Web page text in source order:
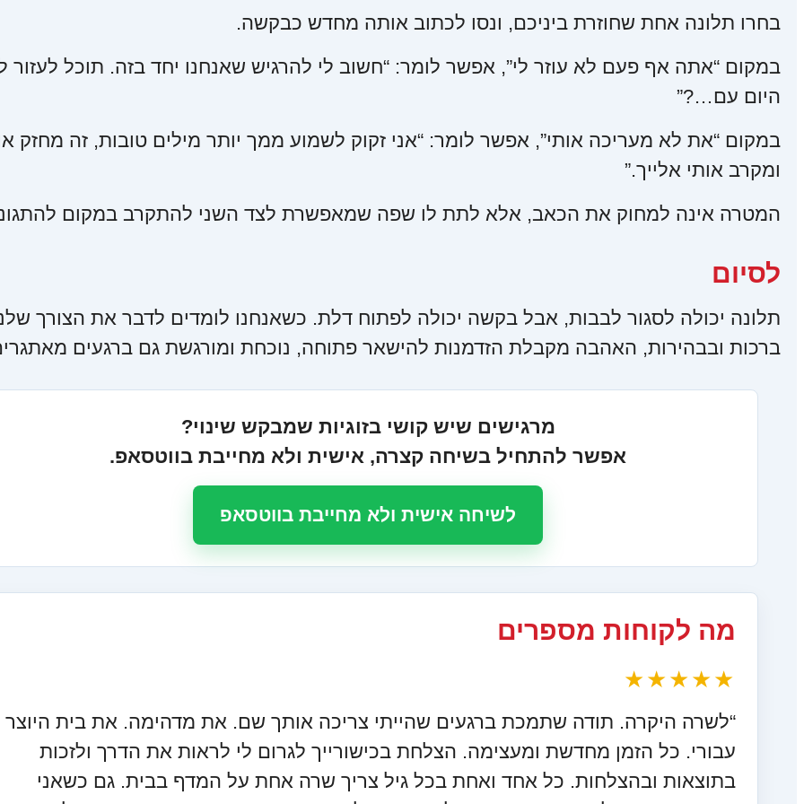
בחרו תלונה אחת שחוזרת ביניכם, ונסו לכתוב אותה מחדש כבקשה.
במקום “אתה אף פעם לא עוזר לי”, אפשר לומר: “חשוב לי להרגיש שאנחנו יחד בזה. תוכל לעזור
היום עם…?”
במקום “את לא מעריכה אותי”, אפשר לומר: “אני זקוק לשמוע ממך יותר מילים טובות, זה מחזק
ומקרב אותי אלייך.”
המטרה אינה למחוק את הכאב, אלא לתת לו שפה שמאפשרת לצד השני להתקרב במקום
לסיום
תלונה יכולה לסגור לבבות, אבל בקשה יכולה לפתוח דלת. כשאנחנו לומדים לדבר את הצורך
ברכות ובבהירות, האהבה מקבלת הזדמנות להישאר פתוחה, נוכחת ומורגשת גם ברגעים
מרגישים שיש קושי בזוגיות שמבקש שינוי?
אפשר להתחיל בשיחה קצרה, אישית ולא מחייבת בווטסאפ.
לשיחה אישית ולא מחייבת בווטסאפ
מה לקוחות מספרים
★★★★★
“לשרה היקרה. תודה שתמכת ברגעים שהייתי צריכה אותך שם. את מדהימה. את בית היוצר
עבורי. כל הזמן מחדשת ומעצימה. הצלחת בכישורייך לגרום לי לראות את הדרך ולזכות
בתוצאות ובהצלחות. כל אחד ואחת בכל גיל צריך שרה אחת על המדף בבית. גם כשאני